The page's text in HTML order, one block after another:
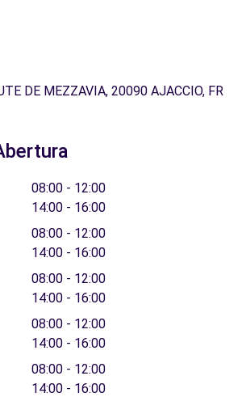
DE MEZZAVIA, 20090 AJACCIO, FR
08:00 - 12:00
14:00 - 16:00
08:00 - 12:00
14:00 - 16:00
08:00 - 12:00
14:00 - 16:00
08:00 - 12:00
14:00 - 16:00
08:00 - 12:00
14:00 - 16:00